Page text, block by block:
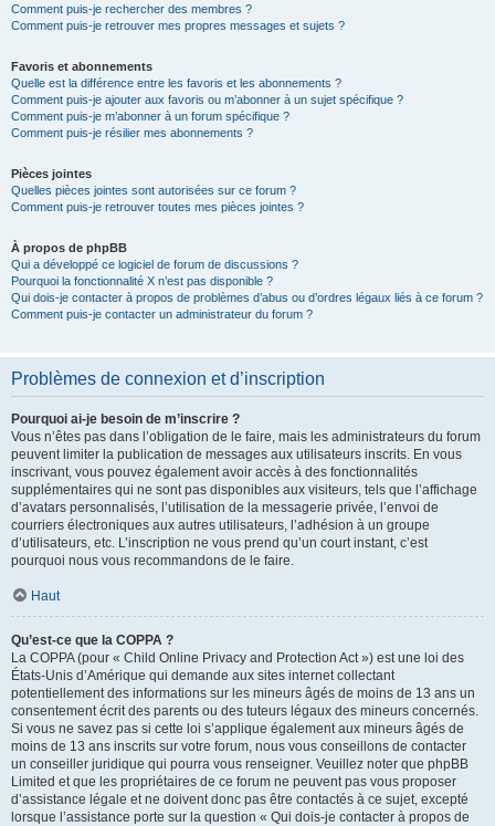
Comment puis-je rechercher des membres ?
Comment puis-je retrouver mes propres messages et sujets ?
Favoris et abonnements
Quelle est la différence entre les favoris et les abonnements ?
Comment puis-je ajouter aux favoris ou m’abonner à un sujet spécifique ?
Comment puis-je m’abonner à un forum spécifique ?
Comment puis-je résilier mes abonnements ?
Pièces jointes
Quelles pièces jointes sont autorisées sur ce forum ?
Comment puis-je retrouver toutes mes pièces jointes ?
À propos de phpBB
Qui a développé ce logiciel de forum de discussions ?
Pourquoi la fonctionnalité X n’est pas disponible ?
Qui dois-je contacter à propos de problèmes d’abus ou d’ordres légaux liés à ce forum ?
Comment puis-je contacter un administrateur du forum ?
Problèmes de connexion et d’inscription
Pourquoi ai-je besoin de m’inscrire ?
Vous n’êtes pas dans l’obligation de le faire, mais les administrateurs du forum
peuvent limiter la publication de messages aux utilisateurs inscrits. En vous
inscrivant, vous pouvez également avoir accès à des fonctionnalités
supplémentaires qui ne sont pas disponibles aux visiteurs, tels que l’affichage
d’avatars personnalisés, l’utilisation de la messagerie privée, l’envoi de
courriers électroniques aux autres utilisateurs, l’adhésion à un groupe
d’utilisateurs, etc. L’inscription ne vous prend qu’un court instant, c’est
pourquoi nous vous recommandons de le faire.
Haut
Qu’est-ce que la COPPA ?
La COPPA (pour « Child Online Privacy and Protection Act ») est une loi des
États-Unis d’Amérique qui demande aux sites internet collectant
potentiellement des informations sur les mineurs âgés de moins de 13 ans un
consentement écrit des parents ou des tuteurs légaux des mineurs concernés.
Si vous ne savez pas si cette loi s’applique également aux mineurs âgés de
moins de 13 ans inscrits sur votre forum, nous vous conseillons de contacter
un conseiller juridique qui pourra vous renseigner. Veuillez noter que phpBB
Limited et que les propriétaires de ce forum ne peuvent pas vous proposer
d’assistance légale et ne doivent donc pas être contactés à ce sujet, excepté
lorsque l’assistance porte sur la question « Qui dois-je contacter à propos de